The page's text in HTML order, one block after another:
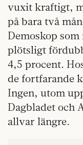
vuxit kraftigt,
på bara två
Demoskop
plötsligt
4,5 procent.
de fortfarande
Ingen, utom
Dagbladet och
allvar längre.